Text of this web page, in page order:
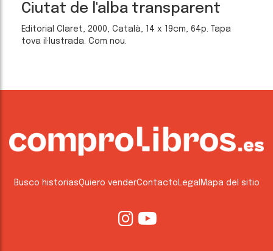
Ciutat de l'alba transparent
Editorial Claret, 2000, Català, 14 x 19cm, 64p. Tapa
tova il·lustrada. Com nou.
Busco historiasQuiero venderContacto Legal Mapa del sitio